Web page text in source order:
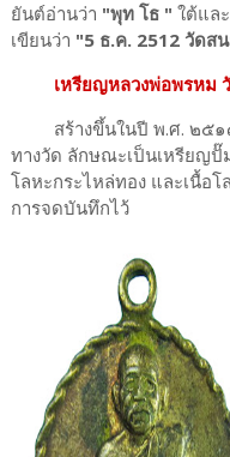
ยันต์อ่านว่า "พุท โธ " ใต้แล
เขียนว่า "5 ธ.ค. 2512 วัดส
เหรียญหลวงพ่อพรหม
สร้างขึ้นในปี พ.ศ. ๒๕๑๙
ทางวัด ลักษณะเป็นเหรียญปั๊
โลหะกระไหล่ทอง และเนื้อโ
การจดบันทึกไว้